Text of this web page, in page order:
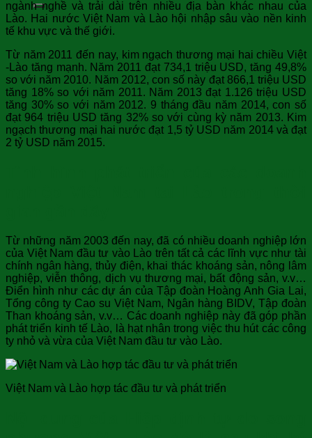
ngành nghề và trải dài trên nhiều địa bàn khác nhau của
Lào. Hai nước Việt Nam và Lào hội nhập sâu vào nền kinh
tế khu vực và thế giới.
Từ năm 2011 đến nay, kim ngạch thương mại hai chiều Việt
-Lào tăng mạnh. Năm 2011 đạt 734,1 triệu USD, tăng 49,8%
so với năm 2010. Năm 2012, con số này đạt 866,1 triệu USD
tăng 18% so với năm 2011. Năm 2013 đạt 1.126 triệu USD
tăng 30% so với năm 2012. 9 tháng đầu năm 2014, con số
đạt 964 triệu USD tăng 32% so với cùng kỳ năm 2013. Kim
ngạch thương mại hai nước đạt 1,5 tỷ USD năm 2014 và đạt
2 tỷ USD năm 2015.
Từ những năm 2003 đến nay, đã có nhiều doanh nghiệp lớn
của Việt Nam đầu tư vào Lào trên tất cả các lĩnh vực như tài
chính ngân hàng, thủy điện, khai thác khoáng sản, nông lâm
nghiệp, viễn thông, dịch vụ thương mại, bất động sản, v.v…
Điển hình như các dự án của Tập đoàn Hoàng Anh Gia Lai,
Tổng công ty Cao su Việt Nam, Ngân hàng BIDV, Tập đoàn
Than khoáng sản, v.v… Các doanh nghiệp này đã góp phần
phát triển kinh tế Lào, là hạt nhân trong việc thu hút các công
ty nhỏ và vừa của Việt Nam đầu tư vào Lào.
Việt Nam và Lào hợp tác đầu tư và phát triển